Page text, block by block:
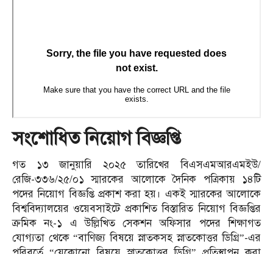
সংশোধিত নিয়োগ বিজ্ঞপ্তি
গত ১৩ জানুয়ারি ২০২৫ তারিখের বিএসএমআরএমইউ/
রেজি-৩৩৬/২৫/০১ স্মারকের আলোকে দৈনিক পত্রিকায় ১৪টি
পদের নিয়োগ বিজ্ঞপ্তি প্রকাশ করা হয়। একই স্মারকের আলোকে
বিশ্ববিদ্যালয়ের ওয়েবসাইটে প্রকাশিত বিস্তারিত নিয়োগ বিজ্ঞপ্তির
ক্রমিক নং-১ এ উল্লিখিত সেকশন অফিসার পদের শিক্ষাগত
যোগ্যতা থেকে “বাণিজ্য বিষয়ে স্নাতকসহ স্নাতকোত্তর ডিগ্রি”-এর